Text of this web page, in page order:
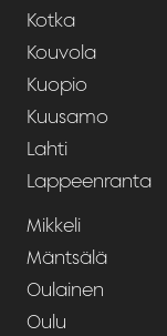
Kotka
Kouvola
Kuopio
Kuusamo
Lahti
Lappeenranta
Mikkeli
Mäntsälä
Oulainen
Oulu